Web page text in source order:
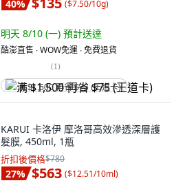
40% ($7.50/10g)
明天 8/10 (一) 預計送達
酷澎直售 ∙ WOW免運 ∙ 免費退貨
(1)
满 $1,500 再省 $75 (王道卡)
KARUI 卡洛伊 摩洛哥高效滲透深層護
髮膜, 450ml, 1瓶
折扣後價格$780
27% $563 ($12.51/10ml)